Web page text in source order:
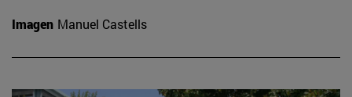
Imagen Manuel Castells